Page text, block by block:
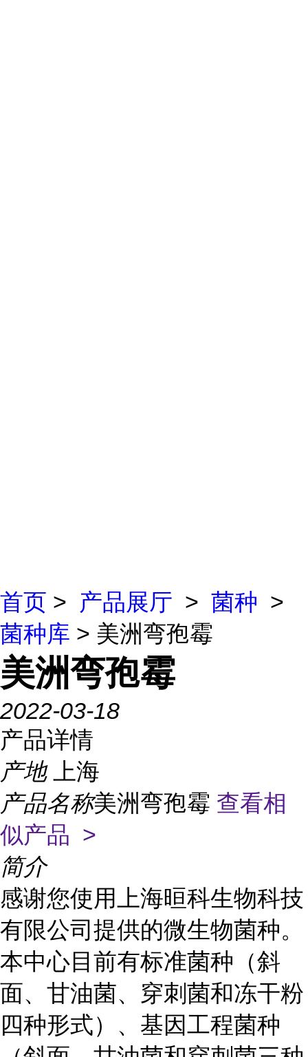
首页 > 产品展厅 > 菌种 >
菌种库 > 美洲弯孢霉
美洲弯孢霉
2022-03-18
产品详情
产地
上海
产品名称美洲弯孢霉 查看相
似产品 >
简介
感谢您使用上海晅科生物科技
有限公司提供的微生物菌种。
本中心目前有标准菌种（斜
面、甘油菌、穿刺菌和冻干粉
四种形式）、基因工程菌种